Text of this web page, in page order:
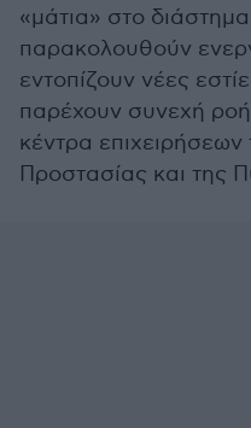
«μάτια» στο
παρακολουθούν
εντοπίζουν νέες
παρέχουν συνεχή
κέντρα επιχειρήσεων
Προστασίας και της